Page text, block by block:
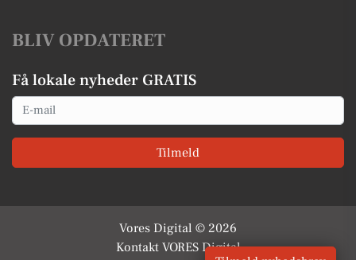
BLIV OPDATERET
Få lokale nyheder GRATIS
Email
Tilmeld
Vores Digital © 2026
Kontakt VORES Digital